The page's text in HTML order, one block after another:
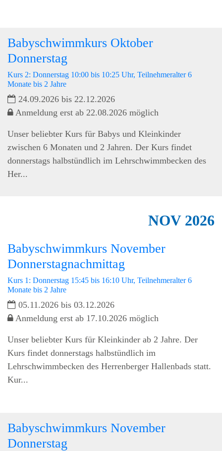
Babyschwimmkurs Oktober
Donnerstag
Kurs 2: Donnerstag 10:00 bis 10:25 Uhr, Teilnehmeralter 6
Monate bis 2 Jahre
24.09.2026 bis 22.12.2026
Anmeldung erst ab 22.08.2026 möglich
Unser beliebter Kurs für Babys und Kleinkinder
zwischen 6 Monaten und 2 Jahren. Der Kurs findet
donnerstags halbstündlich im Lehrschwimmbecken des
Her...
NOV2026
Babyschwimmkurs November
Donnerstagnachmittag
Kurs 1: Donnerstag 15:45 bis 16:10 Uhr, Teilnehmeralter 6
Monate bis 2 Jahre
05.11.2026 bis 03.12.2026
Anmeldung erst ab 17.10.2026 möglich
Unser beliebter Kurs für Kleinkinder ab 2 Jahre. Der
Kurs findet donnerstags halbstündlich im
Lehrschwimmbecken des Herrenberger Hallenbads statt.
Kur...
Babyschwimmkurs November
Donnerstag